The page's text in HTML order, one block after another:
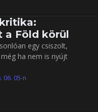
a Föld körül
egy csiszolt,
ha nem is nyújt
06. 05-n